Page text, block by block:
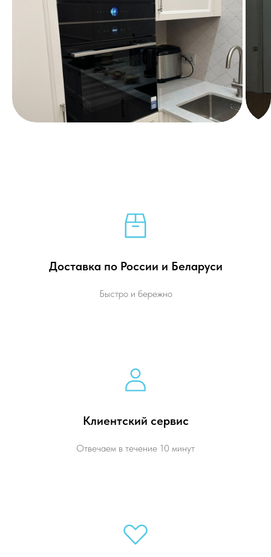
Доставка по России и Беларуси
Быстро и бережно
Клиентский сервис
Отвечаем в течение 10 минут